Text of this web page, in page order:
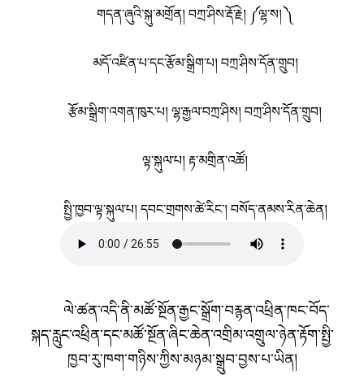
གདན་ཞུའི་སྐུ་མགྲོན། བཀྲ་ཤིས་རྡོ་རྗེ། ༼ལྷ་ས། ༽
མདོ་འཛིན་པ་དང་རྩོམ་སྒྲིག་པ། བཀྲ་ཤིས་དོན་གྲུབ།
རྩོམ་སྒྲིག་འགན་ཁུར་པ། ལྷ་རྒྱལ་བཀྲ་ཤིས། བཀྲ་ཤིས་དོན་གྲུབ།
ལྟ་སྐུལ་པ། རྟ་མགྲིན་འཚོ།
སྤྱི་ཁྱབ་ལྟ་སྐུལ་པ། དབང་གྲགས་ཚེ་རིང་། བསོད་ནམས་རིན་ཆེན།
ལེ་ཚན་འདི་ནི་མཚོ་སྔོན་རྒྱང་སྒྲོག་བརྙན་འཕྲིན་ཁང་བོད་
སྐད་རླུང་འཕྲིན་དང་མཚོ་སྔོན་ཞིང་ཆེན་འགྲིམ་འགྲུལ་ཉེན་རྟོག་སྤྱི་
ཁྱབ་རུ་ཁག་གཉིས་ཀྱིས་མཉམ་སྒྲུབ་བྱས་པ་ཡིན།